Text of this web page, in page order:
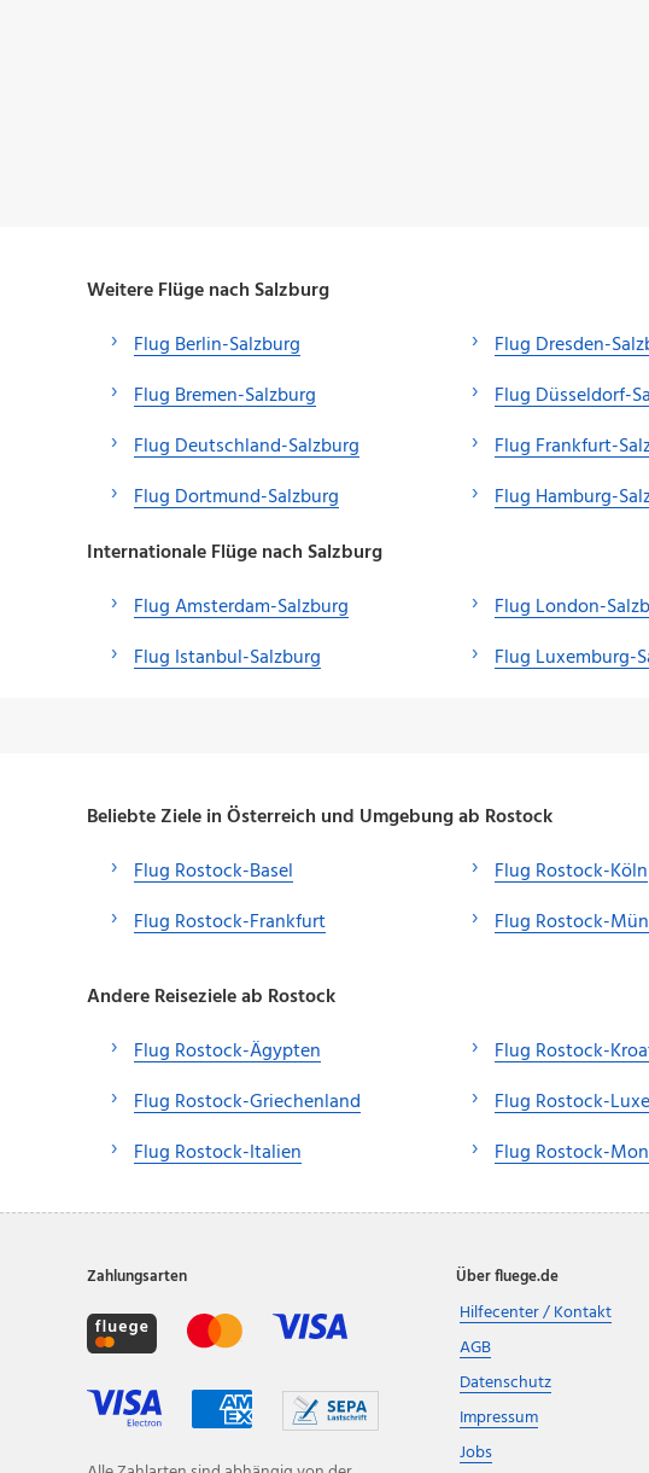
Weitere Flüge nach Salzburg
Flug Berlin-Salzburg
Flug Bremen-Salzburg
Flug Deutschland-Salzburg
Flug Dortmund-Salzburg
Flug Dresden-
Flug Düsseldorf-
Flug Frankfurt-
Flug Hamburg-
Internationale Flüge nach Salzburg
Flug Amsterdam-Salzburg
Flug Istanbul-Salzburg
Flug London-
Flug Luxemburg-
Beliebte Ziele in Österreich und Umgebung ab Rostock
Flug Rostock-Basel
Flug Rostock-Frankfurt
Flug Rostock-Köln
Flug Rostock-
Andere Reiseziele ab Rostock
Flug Rostock-Ägypten
Flug Rostock-Griechenland
Flug Rostock-Italien
Flug Rostock-
Flug Rostock-
Flug Rostock-